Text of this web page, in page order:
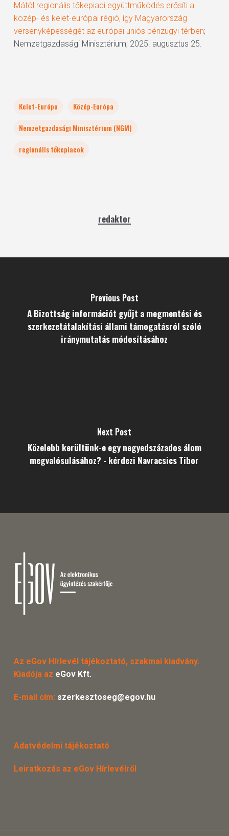
Mától regionális tőkepiaci együttműködés erősíti a
közép- és kelet-európai régió, így Magyarország
versenyképességét az európai uniós pénzügyi térben;
Nemzetgazdasági Minisztérium; 2025. augusztus 25.
Kelet-Európa
Közép-Európa
Nemzetgazdasági Minisztérium (NGM)
regionális tőkepiacok
redaktor
Previous Post
A Bizottság információt gyűjt a megmentési és
szerkezetátalakítási állami támogatásról szóló
iránymutatás módosításához
Next Post
Közelebb kerültünk-e egy negyedszázados álom
megvalósulásához? - kérdezi Navracsics Tibor
Az eGov Hírlevél tájékoztató, szakmai kiadvány.
Kiadója az eGov Kft.
E-mail cím: szerkesztoseg@egov.hu
Adatvédelmi tájékoztató
Leiratkozás az eGov Hírlevélről